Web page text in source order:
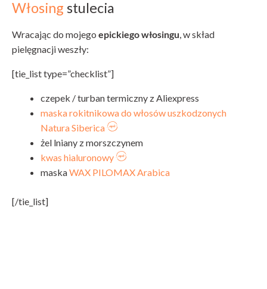
Włosing stulecia
Wracając do mojego epickiego włosingu, w skład
pielęgnacji weszły:
[tie_list type=”checklist”]
czepek / turban termiczny z Aliexpress
maska rokitnikowa do włosów uszkodzonych
Natura Siberica
żel lniany z morszczynem
kwas hialuronowy
maskaWAX PILOMAX Arabica
[/tie_list]